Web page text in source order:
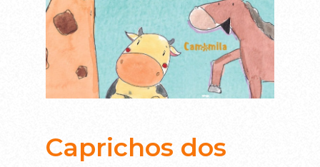
Caprichos dos